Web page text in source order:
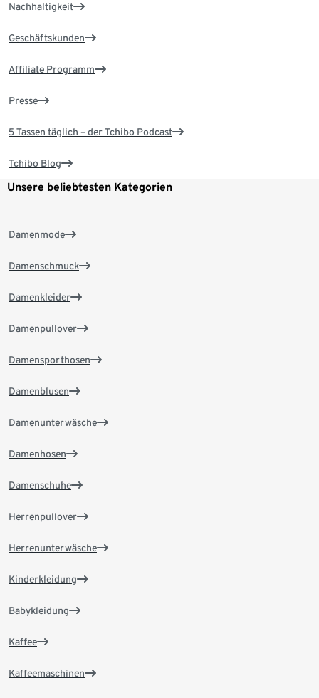
Nachhaltigkeit
Geschäftskunden
Affiliate Programm
Presse
5 Tassen täglich – der Tchibo Podcast
Tchibo Blog
Unsere beliebtesten Kategorien
Damenmode
Damenschmuck
Damenkleider
Damenpullover
Damensporthosen
Damenblusen
Damenunterwäsche
Damenhosen
Damenschuhe
Herrenpullover
Herrenunterwäsche
Kinderkleidung
Babykleidung
Kaffee
Kaffeemaschinen